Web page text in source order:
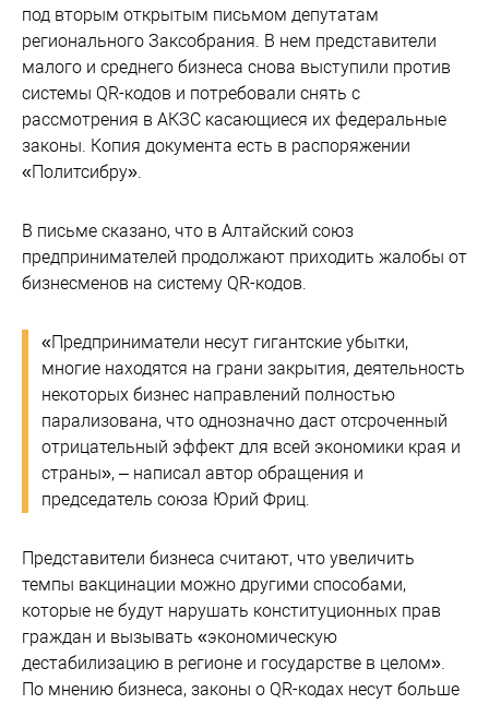
под вторым открытым письмом депутатам
регионального Заксобрания. В нем представители
малого и среднего бизнеса снова выступили против
системы QR-кодов и потребовали снять с
рассмотрения в АКЗС касающиеся их федеральные
законы. Копия документа есть в распоряжении
«Политсибру».
В письме сказано, что в Алтайский союз
предпринимателей продолжают приходить жалобы от
бизнесменов на систему QR-кодов.
«Предприниматели несут гигантские убытки,
многие находятся на грани закрытия, деятельность
некоторых бизнес направлений полностью
парализована, что однозначно даст отсроченный
отрицательный эффект для всей экономики края и
страны», – написал автор обращения и
председатель союза Юрий Фриц.
Представители бизнеса считают, что увеличить
темпы вакцинации можно другими способами,
которые не будут нарушать конституционных прав
граждан и вызывать «экономическую
дестабилизацию в регионе и государстве в целом».
По мнению бизнеса, законы о QR-кодах несут больше